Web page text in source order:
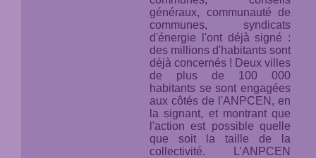
généraux, communauté de
communes, syndicats
d'énergie l'ont déjà signé :
des millions d'habitants sont
déjà concernés ! Deux villes
de plus de 100 000
habitants se sont engagées
aux côtés de l'ANPCEN, en
la signant, et montrant que
l'action est possible quelle
que soit la taille de la
collectivité. L’ANPCEN